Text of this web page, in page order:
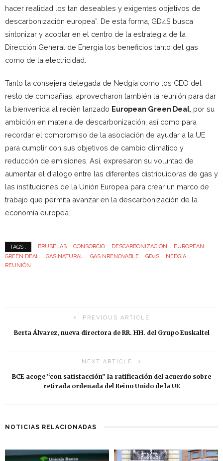
hacer realidad los tan deseables y exigentes objetivos de
descarbonización europea”. De esta forma, GD4S busca
sintonizar y acoplar en el centro de la estrategia de la
Dirección General de Energía los beneficios tanto del gas
como de la electricidad.
Tanto la consejera delegada de Nedgia como los CEO del
resto de compañías, aprovecharon también la reunión para dar
la bienvenida al recién lanzado European Green Deal , por su
ambición en materia de descarbonización, así como para
recordar el compromiso de la asociación de ayudar a la UE
para cumplir con sus objetivos de cambio climático y
reducción de emisiones. Así, expresaron su voluntad de
aumentar el dialogo entre las diferentes distribuidoras de gas y
las instituciones de la Unión Europea para crear un marco de
trabajo que permita avanzar en la descarbonización de la
economía europea.
TAGS : BRUSELAS CONSORCIO DESCARBONIZACIÓN
EUROPEAN
GREEN DEAL
GAS NATURAL GAS NRENOVABLE GD4S
NEDGIA
REUNIÓN
PREVIOUS ARTICLE
Berta Álvarez, nueva directora de RR. HH. del Grupo Euskaltel
NEXT ARTICLE
BCE acoge “con satisfacción” la ratificación del acuerdo sobre
retirada ordenada del Reino Unido de la UE
NOTICIAS RELACIONADAS